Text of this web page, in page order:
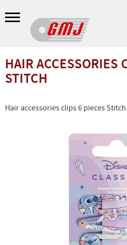
Meny
HAIR ACCESSORIES
STITCH
Hair accessories clips 6 pieces Stitch